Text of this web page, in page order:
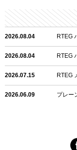
2026.08.04 RTEG
2026.08.04 RTEG
2026.07.15 RTEG
2026.06.09 プレー